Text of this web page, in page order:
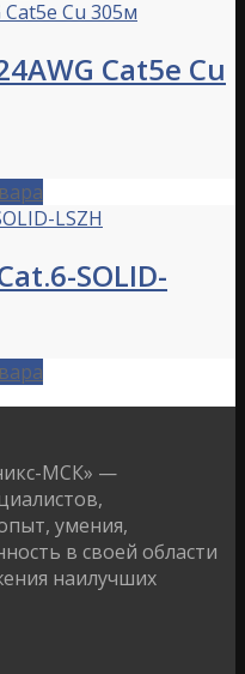
Cat5e Cu
SOLID-
МСК» —
умения,
в своей области
наилучших